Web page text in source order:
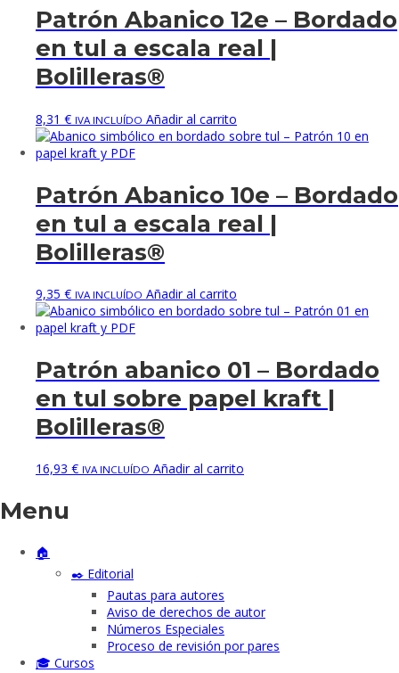
Patrón Abanico 12e – Bordado
en tul a escala real |
Bolilleras®
8,31 € IVA INCLUÍDO Añadir al carrito
Patrón Abanico 10e – Bordado
en tul a escala real |
Bolilleras®
9,35 € IVA INCLUÍDO Añadir al carrito
Patrón abanico 01 – Bordado
en tul sobre papel kraft |
Bolilleras®
16,93 € IVA INCLUÍDO Añadir al carrito
Menu
🏠
✒️ Editorial
Pautas para autores
Aviso de derechos de autor
Números Especiales
Proceso de revisión por pares
🎓 Cursos